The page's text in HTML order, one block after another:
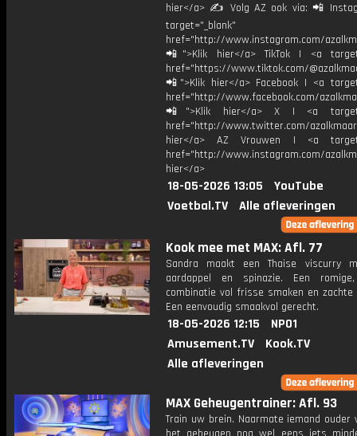
hier</a> ✍ Volg AZ ook via: 📲
target="_blank"
href="http://www.instagram.com/
📲">Klik hier</a> TikTok | <a
href="https://www.tiktok.com/
📲">Klik hier</a> Facebook | <a
href="http://www.facebook.com/
📲">Klik hier</a> X | <a
href="http://www.twitter.com/
hier</a> AZ Vrouwen | <a
href="http://www.instagram.com/
hier</a>
18-05-2026 13:05
YouTube
Voetbal.TV
Alle afleveringen
Kook mee met MAX: Afl. 77
Sandra maakt een Thaise viscurry
aardappel en spinazie. Een
combinatie vol frisse smaken en zachte
Een eenvoudig smaakvol gerecht.
18-05-2026 12:15
NPO1
Amusement.TV
Kook.TV
Alle afleveringen
MAX Geheugentrainer: Afl. 93
Train uw brein. Naarmate iemand ouder